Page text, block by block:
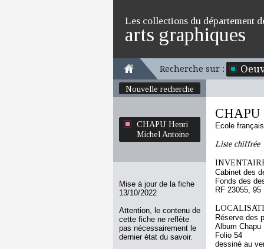
Les collections du département
arts graphiques
Recherche sur :
Nouvelle recherche
CHAPU Henri
Michel Antoine
Mise à jour de la fiche
13/10/2022
Attention, le contenu de
cette fiche ne reflète
pas nécessairement le
dernier état du savoir.
Ecole
Liste chiffrée
Cabinet des
Fonds des
RF 23055, 95
Réserve des
Album Chapu
Folio 54
dessiné au